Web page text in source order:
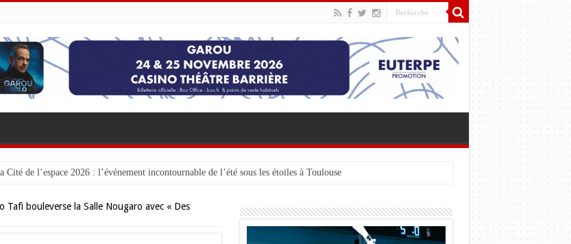
Cité de l’espace 2026 : l’événement incontournable de l’été sous les étoiles à Toulouse
Tafì bouleverse la Salle Nougaro avec « Des